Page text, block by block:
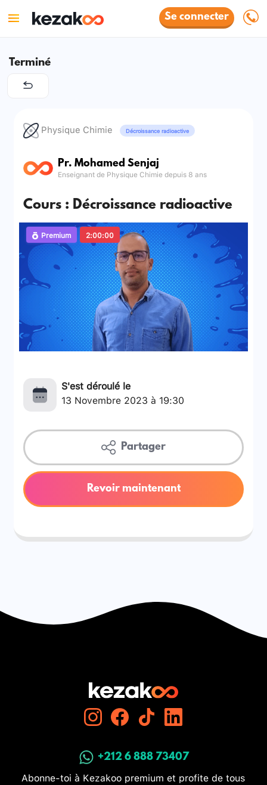
Se connecter
Terminé
Physique Chimie Décroissance radioactive
Pr. Mohamed Senjaj
Enseignant de Physique Chimie depuis 8 ans
Cours : Décroissance radioactive
Premium 2:00:00
S'est déroulé le
13 Novembre 2023 à 19:30
Partager
Revoir maintenant
+212 6 888 73407
Abonne-toi à Kezakoo premium et profite de tous